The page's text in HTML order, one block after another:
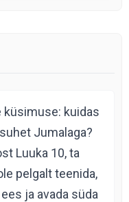
küsimuse: kuidas
Jumalaga?
Luuka 10, ta
pelgalt teenida,
ja avada süda